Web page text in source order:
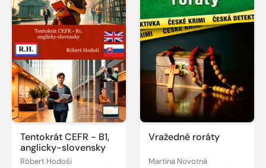
Tentokrát CEFR - B1,
anglicky-slovensky
Róbert Hodoši
Vražedné roráty
Martina Novotná